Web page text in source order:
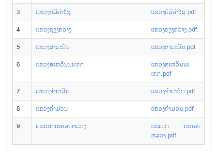
3
ແຂວງ​ບໍ​ລິ​ຄຳ​ໄຊ
ແຂວງ​ບໍ​ລິ​ຄຳ​ໄຊ.pdf
4
ແຂວງ​ຊຽງ​ຂວາງ
ແຂວງ​ຊຽງ​ຂວາງ.pdf
5
ແຂວງ​ສາ​ລະ​ວັນ
ແຂວງ​ສາ​ລະ​ວັນ.pdf
6
ແຂວງ​ສະ​ຫວັນ​ນະ​ເຂດ
ແຂວງ​ສະ​ຫວັນ​ນະ​
ເຂດ.pdf
7
ແຂວງ​ຈຳ​ປາ​ສັກ
ແຂວງ​ຈຳ​ປາ​ສັກ.pdf
8
ແຂວງ​ຄຳ​ມ່ວນ
ແຂວງ​ຄຳ​ມ່ວນ.pdf
9
ພະ​ແນກ ນະ​ຄອນ​ຫລວງ
ພະ​ແນກ ນະ​ຄອນ​
ຫລວງ.pdf